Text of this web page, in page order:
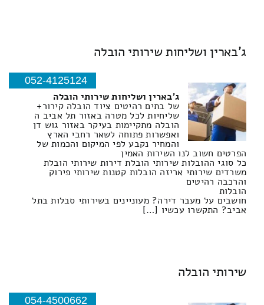
ג'בארין ושליחות שירותי הובלה
052-4125124
ג'בארין ושליחות שירותי הובלה
של בתים רהיטים ציוד הובלה קירור+
שליחיות לכל מטרה באזור תל אביב ה
הובלה מתקיימות בעיקר באזור גוש דן
ואפשרות פתוחה לשאר רחבי הארץ
והמחיר נקבע לפי המיקום והכמות של
הפרטים חשוב לנו השירות האמין
כל סוגי ההובלות שירותי הובלת דירות שירותי הובלת
משרדים שירותי אריזה הובלות קטנות שירותי פירוק
והרכבה רהיטים
הובלות
חושבים על מעבר דירה? מעוניינים בשירותי סבלות בתל
אביב? התקשרו עכשיו […]
שירותי הובלה
054-4500662